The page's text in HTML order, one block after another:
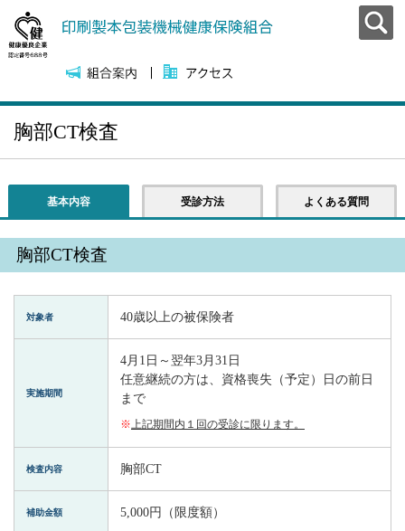
胸部CT検査
基本内容 受診方法 よくある質問
胸部CT検査
対象者 40歳以上の被保険者
実施期間
4月1日～翌年3月31日
任意継続の方は、資格喪失（予定）日の前日
まで
※ 上記期間内１回の受診に限ります。
検査内容 胸部CT
補助金額 5,000円（限度額）